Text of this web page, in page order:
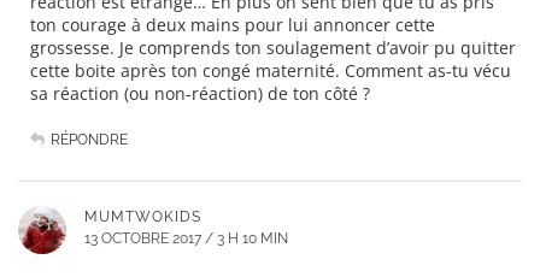
ton courage à deux mains pour lui annoncer cette
grossesse. Je comprends ton soulagement d’avoir pu quitter
cette boite après ton congé maternité. Comment as-tu vécu
sa réaction (ou non-réaction) de ton côté ?
RÉPONDRE
MUMTWOKIDS
13 OCTOBRE 2017 / 3 H 10 MIN